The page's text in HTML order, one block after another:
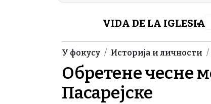
Header Category
VIDA DE LA IGLESIA
Breadcrumb
У фокусу Историја и личности
Обретене чесне
Пасарејске